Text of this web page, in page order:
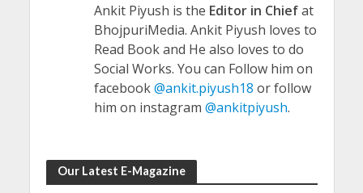
Ankit Piyush is the Editor in Chiefat
BhojpuriMedia. Ankit Piyush loves to
Read Book and He also loves to do
Social Works. You can Follow him on
facebook@ankit.piyush18 or follow
him on instagram @ankitpiyush.
Our Latest E-Magazine